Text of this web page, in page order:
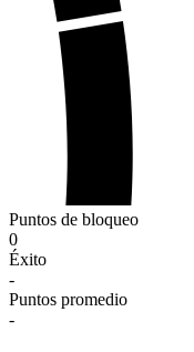
Puntos de bloqueo
0
Éxito
-
Puntos promedio
-